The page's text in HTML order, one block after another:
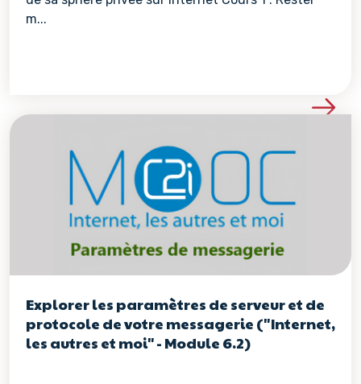
m...
Voir les détails de la
Explorer les paramètres de serveur et de
protocole de votre messagerie ("Internet,
les autres et moi" - Module 6.2)